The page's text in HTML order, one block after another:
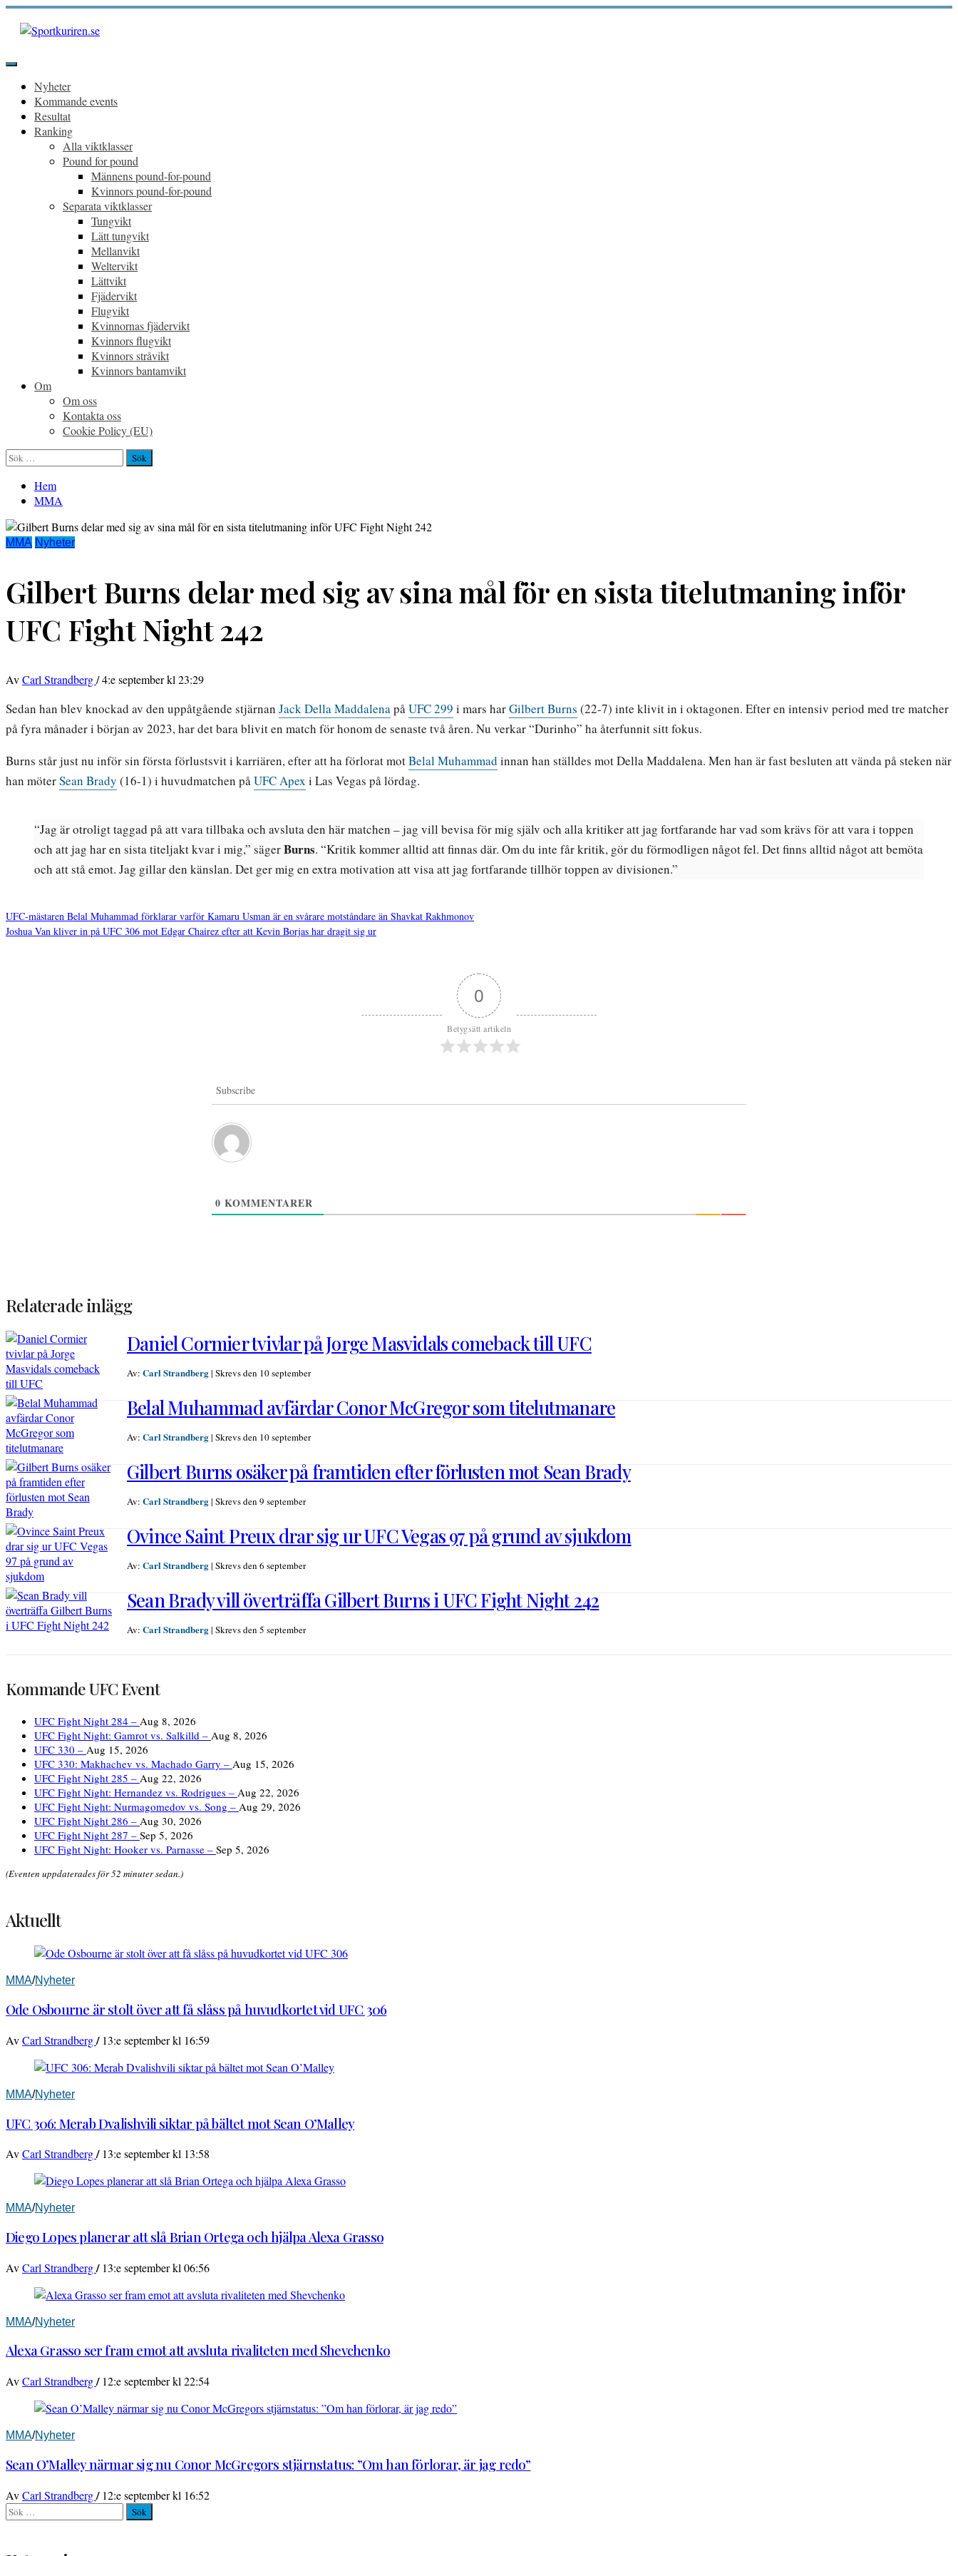
Hoppa
innehåll
Primär
Nyheter
Kommande events
Resultat
Ranking
Alla viktklasser
Pound for pound
Männens pound-for-pound
Kvinnors pound-for-pound
Separata viktklasser
Tungvikt
Lätt tungvikt
Mellanvikt
Weltervikt
Lättvikt
Fjädervikt
Flugvikt
Kvinnornas fjädervikt
Kvinnors flugvikt
Kvinnors stråvikt
Kvinnors bantamvikt
Om
Om oss
Kontakta oss
Cookie Policy (EU)
Sök
efter:
Hem
MMA
MMA Nyheter
Gilbert Burns delar med sig av sina mål för en sista titelutmaning inför
UFC Fight Night 242
AvCarl Strandberg/4:e september kl 23:29
Sedan han blev knockad av den uppåtgående stjärnan Jack Della MaddalenapåUFC 299 i mars harGilbert Burns (22-7) inte klivit in i oktagonen. Efter en intensiv period med tre matcher
på fyra månader i början av 2023, har det bara blivit en match för honom de senaste två åren. Nu verkar “Durinho” ha återfunnit sitt fokus.
Burns står just nu inför sin första förlustsvit i karriären, efter att ha förlorat motBelal Muhammad innan han ställdes mot Della Maddalena. Men han är fast besluten att vända på steken när
han möterSean Brady (16-1) i huvudmatchen påUFC Apex i Las Vegas på lördag.
“Jag är otroligt taggad på att vara tillbaka och avsluta den här matchen – jag vill bevisa för mig själv och alla kritiker att jag fortfarande har vad som krävs för att vara i toppen
och att jag har en sista titeljakt kvar i mig,” sägerBurns. “Kritik kommer alltid att finnas där. Om du inte får kritik, gör du förmodligen något fel. Det finns alltid något att bemöta
och att stå emot. Jag gillar den känslan. Det ger mig en extra motivation att visa att jag fortfarande tillhör toppen av divisionen.”
UFC-mästaren Belal Muhammad förklarar varför Kamaru Usman är en svårare motståndare än Shavkat Rakhmonov
Joshua Van kliver in på UFC 306 mot Edgar Chairez efter att Kevin Borjas har dragit sig ur
0
Betygsätt artikeln
Subscribe
0 KOMMENTARER
Relaterade inlägg
Daniel Cormier tvivlar på Jorge Masvidals comeback till UFC
Av: Carl Strandberg| Skrevs den 10 september
Belal Muhammad avfärdar Conor McGregor som titelutmanare
Av: Carl Strandberg| Skrevs den 10 september
Gilbert Burns osäker på framtiden efter förlusten mot Sean Brady
Av: Carl Strandberg| Skrevs den 9 september
Ovince Saint Preux drar sig ur UFC Vegas 97 på grund av sjukdom
Av: Carl Strandberg| Skrevs den 6 september
Sean Brady vill överträffa Gilbert Burns i UFC Fight Night 242
Av: Carl Strandberg| Skrevs den 5 september
Kommande UFC Event
UFC Fight Night 284 – Aug 8, 2026
UFC Fight Night: Gamrot vs. Salkilld – Aug 8, 2026
UFC 330 – Aug 15, 2026
UFC 330: Makhachev vs. Machado Garry – Aug 15, 2026
UFC Fight Night 285 – Aug 22, 2026
UFC Fight Night: Hernandez vs. Rodrigues – Aug 22, 2026
UFC Fight Night: Nurmagomedov vs. Song – Aug 29, 2026
UFC Fight Night 286 – Aug 30, 2026
UFC Fight Night 287 – Sep 5, 2026
UFC Fight Night: Hooker vs. Parnasse – Sep 5, 2026
(Eventen uppdaterades för 52 minuter sedan.)
Aktuellt
MMA/Nyheter
Ode Osbourne är stolt över att få slåss på huvudkortet vid UFC 306
AvCarl Strandberg/ 13:e september kl 16:59
MMA/Nyheter
UFC 306: Merab Dvalishvili siktar på bältet mot Sean O’Malley
AvCarl Strandberg/ 13:e september kl 13:58
MMA/Nyheter
Diego Lopes planerar att slå Brian Ortega och hjälpa Alexa Grasso
AvCarl Strandberg/ 13:e september kl 06:56
MMA/Nyheter
Alexa Grasso ser fram emot att avsluta rivaliteten med Shevchenko
AvCarl Strandberg/ 12:e september kl 22:54
MMA/Nyheter
Sean O’Malley närmar sig nu Conor McGregors stjärnstatus: ”Om han förlorar, är jag redo”
AvCarl Strandberg/ 12:e september kl 16:52
Sök
efter: